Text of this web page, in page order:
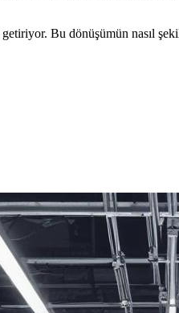
Bu dönüşümün nasıl